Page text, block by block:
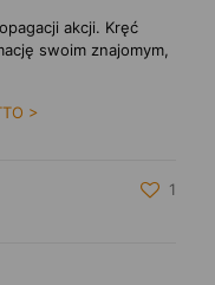
akcji. Kręć
swoim znajomym,
>
1